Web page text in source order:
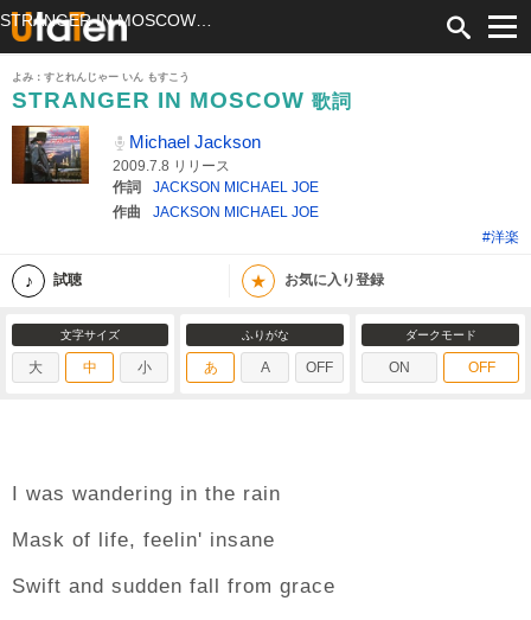
よみ：すとれんじゃー いん もすこう
STRANGER IN MOSCOW 歌詞
Michael Jackson
2009.7.8 リリース
作詞
JACKSON MICHAEL JOE
作曲
JACKSON MICHAEL JOE
#洋楽
試聴 ★ お気に入り登録
文字サイズ
大 中 小
ふりがな
あ A OFF
ダークモード
ON OFF
I was wandering in the rain
Mask of life, feelin' insane
Swift and sudden fall from grace